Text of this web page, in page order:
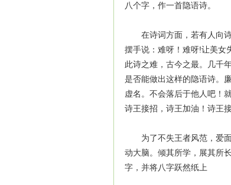
八个字，作一首隐语诗。
在诗词方面，若有人向诗
摆手说：难呀！难呀!让美女
此诗之难，古今之最。几千
是否能做出这样的隐语诗。
虚名。不会落后于他人吧！
诗王接招，诗王加油！诗王
为了不失王者风范，爱面
动大脑。倾其所学，展其所
字，并将八字跃然纸上